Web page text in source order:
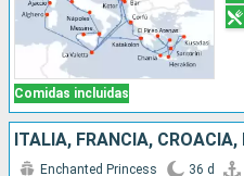
Comidas incluidas
Enchanted Princess 36 d